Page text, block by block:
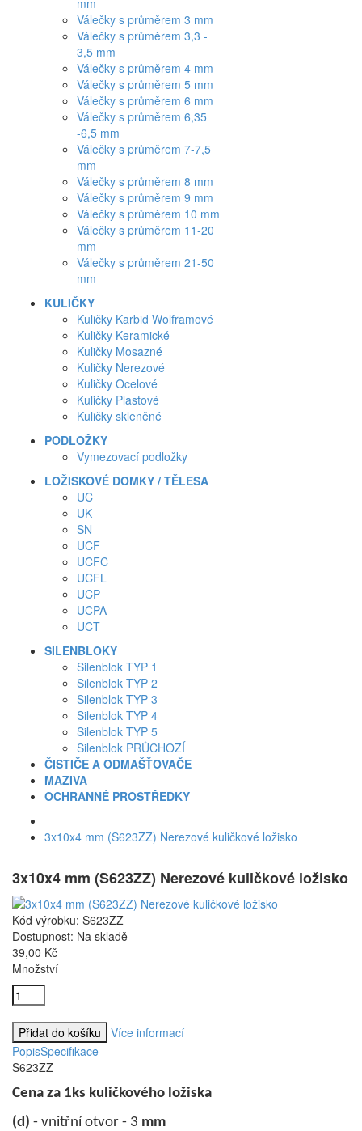
mm
Válečky s průměrem 3 mm
Válečky s průměrem 3,3 -
3,5 mm
Válečky s průměrem 4 mm
Válečky s průměrem 5 mm
Válečky s průměrem 6 mm
Válečky s průměrem 6,35
-6,5 mm
Válečky s průměrem 7-7,5
mm
Válečky s průměrem 8 mm
Válečky s průměrem 9 mm
Válečky s průměrem 10 mm
Válečky s průměrem 11-20
mm
Válečky s průměrem 21-50
mm
KULIČKY
Kuličky Karbid Wolframové
Kuličky Keramické
Kuličky Mosazné
Kuličky Nerezové
Kuličky Ocelové
Kuličky Plastové
Kuličky skleněné
PODLOŽKY
Vymezovací podložky
LOŽISKOVÉ DOMKY / TĚLESA
UC
UK
SN
UCF
UCFC
UCFL
UCP
UCPA
UCT
SILENBLOKY
Silenblok TYP 1
Silenblok TYP 2
Silenblok TYP 3
Silenblok TYP 4
Silenblok TYP 5
Silenblok PRŮCHOZÍ
ČISTIČE A ODMAŠŤOVAČE
MAZIVA
OCHRANNÉ PROSTŘEDKY
3x10x4 mm (S623ZZ) Nerezové kuličkové ložisko
3x10x4 mm (S623ZZ) Nerezové kuličkové ložisko
Kód výrobku: S623ZZ
Dostupnost: Na skladě
39,00 Kč
Množství
Více informací
PopisSpecifikace
S623ZZ
Cena za 1ks kuličkového ložiska
(d) - vnitřní otvor - 3 mm